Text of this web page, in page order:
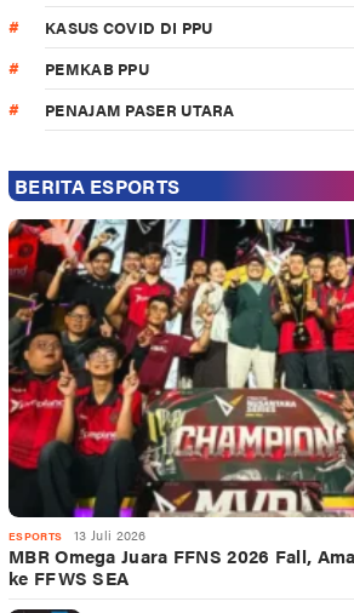
KASUS COVID DI PPU
PEMKAB PPU
PENAJAM PASER UTARA
BERITA ESPORTS
ESPORTS 13 Juli 2026
MBR Omega Juara FFNS 2026 Fall,
ke FFWS SEA